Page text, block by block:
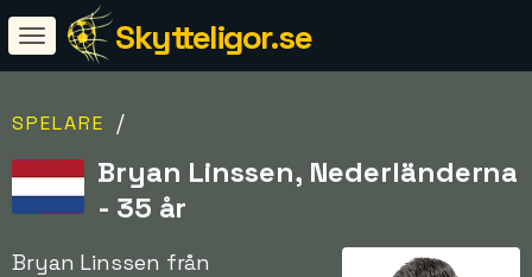
Skytteligor.se
SPELARE /
Bryan Linssen, Nederländerna
- 35 år
Bryan Linssen från